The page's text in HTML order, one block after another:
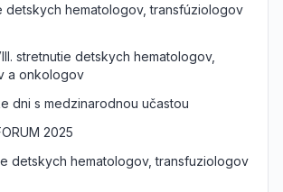
detskych hematologov, transfúziologov
stretnutie detskych hematologov,
a onkologov
dni s medzinarodnou učastou
2025
detskych hematologov, transfuziologov